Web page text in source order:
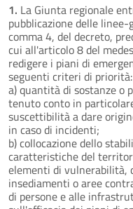
1. La Giunta regionale
pubblicazione delle
comma 4, del decreto,
cui all'articolo 8 del
redigere i piani di
seguenti criteri di priorità:
a) quantità di sostanze o
tenuto conto in
suscettibilità a dare
in caso di incidenti;
b) collocazione dello
caratteristiche del
elementi di vulnerabilità,
insediamenti o aree
di persone e alle